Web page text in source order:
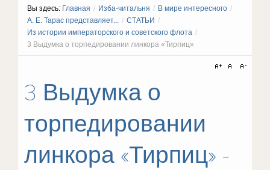
Вы здесь: Главная / Изба-читальня / В мире интересного /
А. Е. Тарас представляет... / СТАТЬИ /
Из истории императорского и советского флота /
3 Выдумка о торпедировании линкора «Тирпиц»
3 Выдумка о
торпедировании
линкора «Тирпиц» -